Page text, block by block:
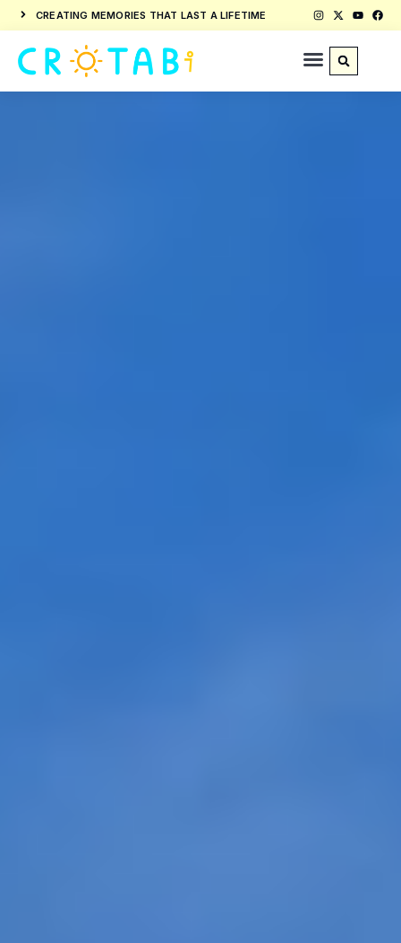
CREATING MEMORIES THAT LAST A LIFETIME